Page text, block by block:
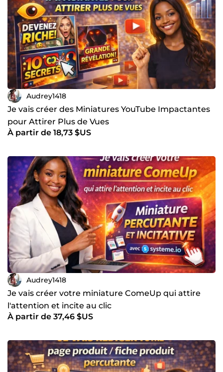
Audrey1418
Je vais créer des Miniatures YouTube Impactantes
pour Attirer Plus de Vues
À partir de 18,73 $US
Audrey1418
Je vais créer votre miniature ComeUp qui attire
l'attention et incite au clic
À partir de 37,46 $US